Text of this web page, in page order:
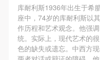
库耐利斯1936年出生于希
座中，74岁的库耐利斯以
作历程和艺术观念。他强
统。实际上，现代艺术的
色的缺失或遗忘。中西方
在中央美术学院中使用
关“章程”规定享受相关
中央美术学院美术馆活
第一条
在中央美术学院中使用
关“章程”规定享受相关
中央美术学院美术馆活
第一条
在中央美术学院中使用
关“章程”规定享受相关
中央美术学院美术馆活
第一条
快捷
手机号码